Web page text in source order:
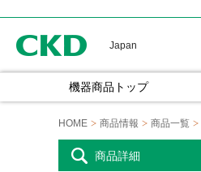
Japan
機器商品トップ
HOME 商品情報 商品一覧
商品詳細